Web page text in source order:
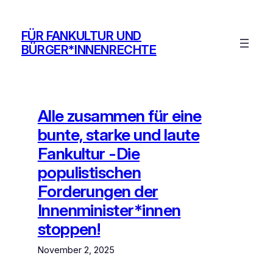
springen
FÜR FANKULTUR UND
BÜRGER*INNENRECHTE
Alle zusammen für eine
bunte, starke und laute
Fankultur -Die
populistischen
Forderungen der
Innenminister*innen
stoppen!
November 2, 2025